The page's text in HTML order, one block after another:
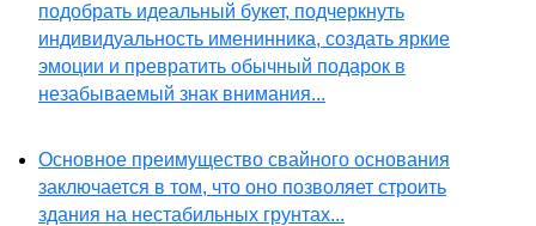
подобрать идеальный букет, подчеркнуть
индивидуальность именинника, создать яркие
эмоции и превратить обычный подарок в
незабываемый знак внимания...
Основное преимущество свайного основания
заключается в том, что оно позволяет строить
здания на нестабильных грунтах...